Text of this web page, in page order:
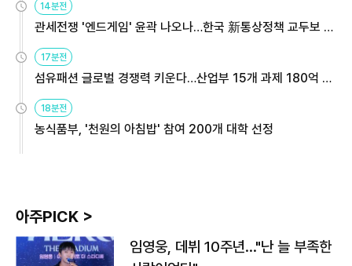
14분전
관세전쟁 '엔드게임' 윤곽 나오나…한국 新통상정책 교두보 활
용해야
17분전
섬유패션 글로벌 경쟁력 키운다…산업부 15개 과제 180억 지
원
18분전
농식품부, '천원의 아침밥' 참여 200개 대학 선정
아주PICK >
임영웅, 데뷔 10주년…"난 늘 부족한